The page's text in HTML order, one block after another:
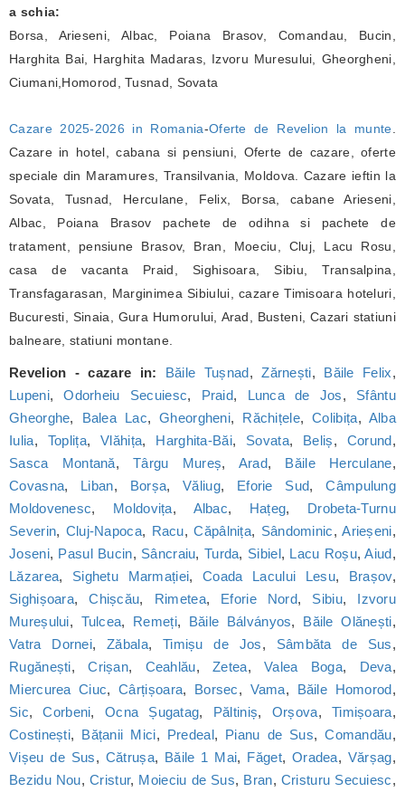
a schia:
Borsa, Arieseni, Albac, Poiana Brasov, Comandau, Bucin,
Harghita Bai, Harghita Madaras, Izvoru Muresului, Gheorgheni,
Ciumani,Homorod, Tusnad, Sovata
Cazare 2025-2026 in Romania-Oferte de Revelion la munte
Cazare in hotel, cabana si pensiuni, Oferte de cazare, oferte
speciale din Maramures, Transilvania, Moldova. Cazare ieftin la
Sovata, Tusnad, Herculane, Felix, Borsa, cabane Arieseni,
Albac, Poiana Brasov pachete de odihna si pachete de
tratament, pensiune Brasov, Bran, Moeciu, Cluj, Lacu Rosu,
casa de vacanta Praid, Sighisoara, Sibiu, Transalpina,
Transfagarasan, Marginimea Sibiului, cazare Timisoara hoteluri,
Bucuresti, Sinaia, Gura Humorului, Arad, Busteni, Cazari statiuni
balneare, statiuni montane.
Revelion - cazare in: Băile Tușnad,Zărnești, Băile Felix,
Lupeni,Odorheiu Secuiesc, Praid, Lunca de Jos, Sfântu
Gheorghe, Balea Lac,Gheorgheni, Răchițele,Colibița, Alba
Iulia, Toplița,Vlăhița, Harghita-Băi, Sovata, Beliș, Corund,
Sasca Montană,Târgu Mureș, Arad, Băile Herculane,
Covasna, Liban, Borșa,Văliug, Eforie Sud,Câmpulung
Moldovenesc, Moldovița, Albac, Hațeg, Drobeta-Turnu
Severin, Cluj-Napoca, Racu,Căpâlnița, Sândominic,Arieșeni,
Joseni, Pasul Bucin, Sâncraiu, Turda, Sibiel, Lacu Roșu,Aiud,
Lăzarea, Sighetu Marmației,Coada Lacului Lesu, Brașov,
Sighișoara,Chișcău, Rimetea, Eforie Nord, Sibiu, Izvoru
Mureșului, Tulcea, Remeți, Băile Bálványos, Băile Olănești,
Vatra Dornei,Zăbala, Timișu de Jos, Sâmbăta de Sus,
Rugănești,Crișan, Ceahlău,Zetea,Valea Boga, Deva,
Miercurea Ciuc,Cârțișoara, Borsec, Vama, Băile Homorod,
Sic,Corbeni, Ocna Șugatag, Păltiniș, Orșova, Timișoara,
Costinești, Bățanii Mici, Predeal, Pianu de Sus,Comandău,
Vișeu de Sus, Cătrușa, Băile 1 Mai, Făget, Oradea, Vărșag,
Bezidu Nou,Cristur, Moieciu de Sus, Bran, Cristuru Secuiesc,